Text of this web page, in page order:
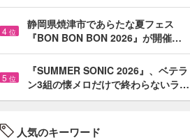
4 位
静岡県焼津市であらたな夏フェス
『BON BON BON 2026』が開催…
5 位
『SUMMER SONIC 2026』、ベテラ
ン3組の懐メロだけで終わらないラ…
人気のキーワード